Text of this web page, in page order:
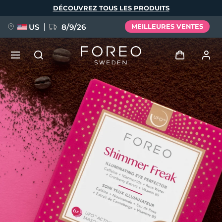
DÉCOUVREZ TOUS LES PRODUITS
US 8/9/26 MEILLEURES VENTES
Se connecter
Profil de l'utilisateur
Mes appareils
Mes commandes
Mes adresses
Mes abonnements
NOUVEAU
FAQ™ Pure Beauty-Tech Elixir
BREAKING NEWS
issa™ Teeth Whitening Set
Langue
English Deutsch
Español
Français
Italiano
Português
Polski
Svenska
Русский
简体中文 繁體中文